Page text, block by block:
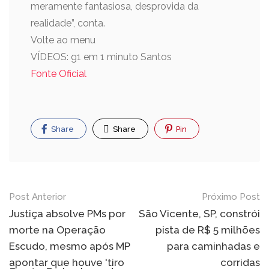
meramente fantasiosa, desprovida da
realidade”, conta.
Volte ao menu
VÍDEOS: g1 em 1 minuto Santos
Fonte Oficial
Share Share Pin
Post Anterior
Justiça absolve PMs por
morte na Operação
Escudo, mesmo após MP
apontar que houve 'tiro
Próximo Post
São Vicente, SP, constrói
pista de R$ 5 milhões
para caminhadas e
corridas